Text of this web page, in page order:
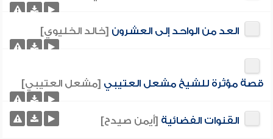
العد من الواحد إلى العشرون [خالد الخليوي]
قصة مؤثرة للشيخ مشعل العتيبي [مشعل العتيبي]
القنوات الفضائية [أيمن صيدح]